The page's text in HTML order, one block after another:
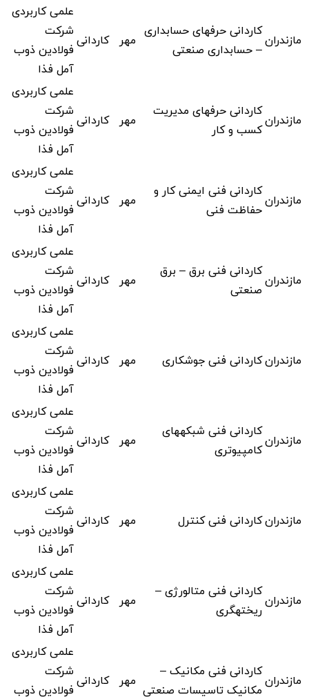
مازندرانکاردانی حرفهای حسابداری
– حسابداری صنعتی
مهر کاردانی
علمی کاربردی
شرکت
فولادین ذوب
آمل فذا
مازندرانکاردانی حرفهای مدیریت
کسب و کار
مهر کاردانی
علمی کاربردی
شرکت
فولادین ذوب
آمل فذا
مازندرانکاردانی فنی ایمنی کار و
حفاظت فنی
مهر کاردانی
علمی کاربردی
شرکت
فولادین ذوب
آمل فذا
مازندرانکاردانی فنی برق – برق
صنعتی
مهر کاردانی
علمی کاربردی
شرکت
فولادین ذوب
آمل فذا
مازندرانکاردانی فنی جوشکاری مهر کاردانی
علمی کاربردی
شرکت
فولادین ذوب
آمل فذا
مازندرانکاردانی فنی شبکههای
کامپیوتری
مهر کاردانی
علمی کاربردی
شرکت
فولادین ذوب
آمل فذا
مازندرانکاردانی فنی کنترل مهر کاردانی
علمی کاربردی
شرکت
فولادین ذوب
آمل فذا
مازندرانکاردانی فنی متالورژی –
ریختهگری
مهر کاردانی
علمی کاربردی
شرکت
فولادین ذوب
آمل فذا
مازندرانکاردانی فنی مکانیک –
مکانیک تاسیسات صنعتی مهر کاردانی
علمی کاربردی
شرکت
فولادین ذوب